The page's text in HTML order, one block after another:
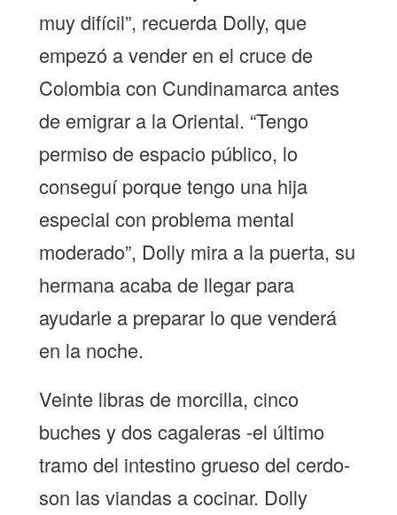
muy difícil”, recuerda Dolly, que
empezó a vender en el cruce de
Colombia con Cundinamarca antes
de emigrar a la Oriental. “Tengo
permiso de espacio público, lo
conseguí porque tengo una hija
especial con problema mental
moderado”, Dolly mira a la puerta, su
hermana acaba de llegar para
ayudarle a preparar lo que venderá
en la noche.
Veinte libras de morcilla, cinco
buches y dos cagaleras -el último
tramo del intestino grueso del cerdo-
son las viandas a cocinar. Dolly